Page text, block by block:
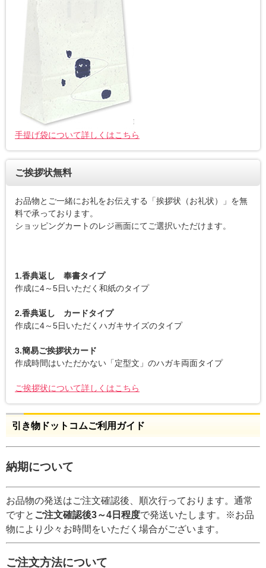
手提げ袋について詳しくはこちら
ご挨拶状無料
お品物とご一緒にお礼をお伝えする「挨拶状（お礼状）」を無
料で承っております。
ショッピングカートのレジ画面にてご選択いただけます。
1.香典返し 奉書タイプ
作成に4～5日いただく和紙のタイプ
2.香典返し カードタイプ
作成に4～5日いただくハガキサイズのタイプ
3.簡易ご挨拶状カード
作成時間はいただかない「定型文」のハガキ両面タイプ
ご挨拶状について詳しくはこちら
引き物ドットコムご利用ガイド
納期について
お品物の発送はご注文確認後、順次行っております。通常
ですと ご注文確認後3～4日程度で発送いたします。※お品
物により少々お時間をいただく場合がございます。
ご注文方法について